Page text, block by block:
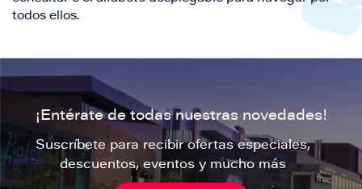
todos ellos.
¡Entérate de todas nuestras novedades!
Suscríbete para recibir ofertas especiales,
descuentos, eventos y mucho más